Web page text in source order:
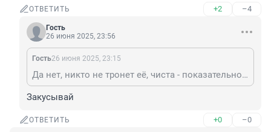
ОТВЕТИТЬ +2 –4
Гость
26 июня 2025, 23:56
Гость26 июня 2025, 23:15
Да нет, никто не тронет её, чиста - показательное выступление, ибо..- как это не грустно прозвучит.. - Эй-эй, не заносит ли тебя?! - Господи, вполне спокоен я! - Что сказать хотел? ) - Милый, вернись уже, без тебя скучаю я.. - Господи, Ты слышал это? - Согласись, что несерьёзно это всё! - Но, согласись, есть же какая-то Прелесть в них! - В Детях - Очевидно, но в.. людях - так себе..) - С кем ты сейчас сражаешься?! - Если честно, я не знаю..) - Не проще ли?.. - Да, я знаю, сложить все оружия и.. стать прекрасным обывателем..) - Так что же мешает?! ) - Возможно понял я, но не факт, что запомнил! ) - Животное! - Прости..) - Да лано, шучу Я..)
Закусывай
ОТВЕТИТЬ +0 –0